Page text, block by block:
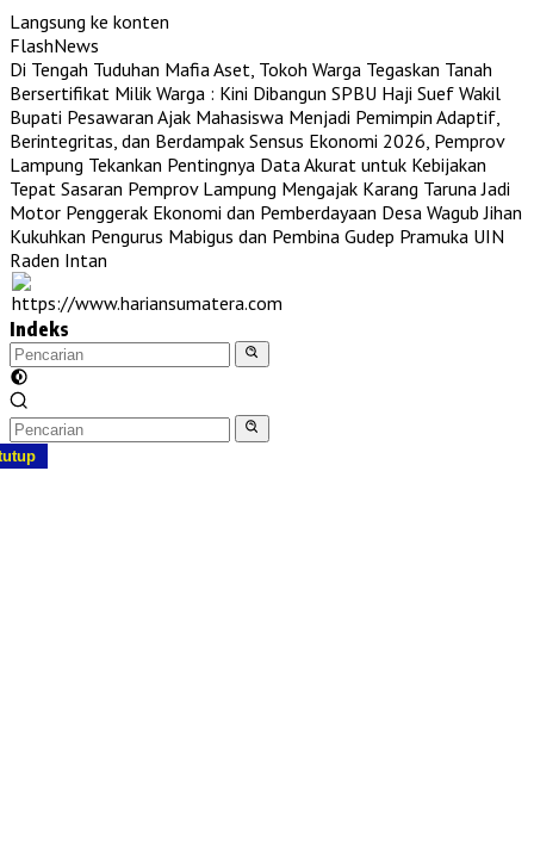
Langsung ke konten
FlashNews
Di Tengah Tuduhan Mafia Aset, Tokoh Warga Tegaskan Tanah
Bersertifikat Milik Warga : Kini Dibangun SPBU Haji Suef Wakil
Bupati Pesawaran Ajak Mahasiswa Menjadi Pemimpin Adaptif,
Berintegritas, dan Berdampak Sensus Ekonomi 2026, Pemprov
Lampung Tekankan Pentingnya Data Akurat untuk Kebijakan
Tepat Sasaran Pemprov Lampung Mengajak Karang Taruna Jadi
Motor Penggerak Ekonomi dan Pemberdayaan Desa Wagub Jihan
Kukuhkan Pengurus Mabigus dan Pembina Gudep Pramuka UIN
Raden Intan
Indeks